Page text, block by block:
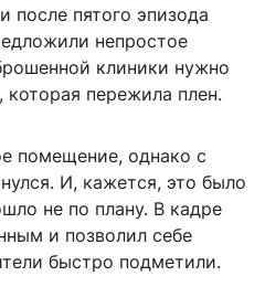
после пятого эпизода
непростое
клиники нужно
пережила плен.
помещение, однако с
И, кажется, это было
не по плану. В кадре
и позволил себе
быстро подметили.